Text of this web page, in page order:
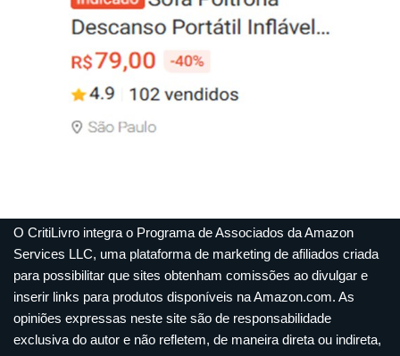
O CritiLivro integra o Programa de Associados da Amazon
Services LLC, uma plataforma de marketing de afiliados criada
para possibilitar que sites obtenham comissões ao divulgar e
inserir links para produtos disponíveis na Amazon.com. As
opiniões expressas neste site são de responsabilidade
exclusiva do autor e não refletem, de maneira direta ou indireta,